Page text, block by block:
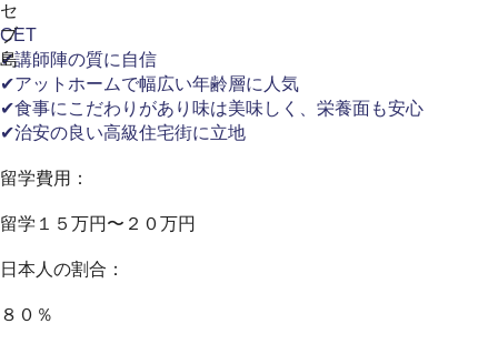
セ
ブ
島
CET
✔講師陣の質に自信
✔アットホームで幅広い年齢層に人気
✔食事にこだわりがあり味は美味しく、栄養面も安心
✔治安の良い高級住宅街に立地
留学費用：
留学１５万円〜２０万円
日本人の割合：
８０％